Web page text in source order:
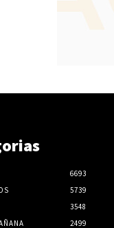
6693
5739
3548
2499